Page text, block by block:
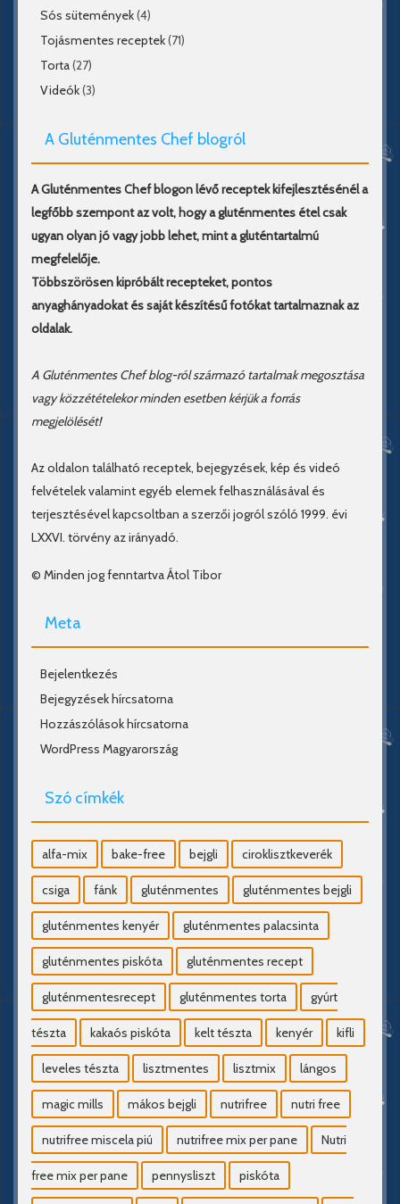
Sós sütemények(4)
Tojásmentes receptek(71)
Torta(27)
Videók(3)
A Gluténmentes Chef blogról
A Gluténmentes Chef blogon lévő receptek kifejlesztésénél a
legfőbb szempont az volt, hogy a gluténmentes étel csak
ugyan olyan jó vagy jobb lehet, mint a gluténtartalmú
megfelelője.
Többszörösen kipróbált recepteket, pontos
anyaghányadokat és saját készítésű fotókat tartalmaznak az
oldalak.
A Gluténmentes Chef blog-ról származó tartalmak megosztása
vagy közzétételekor minden esetben kérjük a forrás
megjelölését!
Az oldalon található receptek, bejegyzések, kép és videó
felvételek valamint egyéb elemek felhasználásával és
terjesztésével kapcsoltban a szerzői jogról szóló 1999. évi
LXXVI. törvény az irányadó.
© Minden jog fenntartva Átol Tibor
Meta
Bejelentkezés
Bejegyzések hírcsatorna
Hozzászólások hírcsatorna
WordPress Magyarország
Szó címkék
alfa-mix bake-free bejgli ciroklisztkeverék
csiga fánk gluténmentes gluténmentes bejgli
gluténmentes kenyér gluténmentes palacsinta
gluténmentes piskóta gluténmentes recept
gluténmentesrecept gluténmentes torta gyúrt
tészta kakaós piskóta kelt tészta kenyér kifli
leveles tészta lisztmentes lisztmix lángos
magic mills mákos bejgli nutrifree nutri free
nutrifree miscela piú nutrifree mix per pane Nutri
free mix per pane pennysliszt piskóta